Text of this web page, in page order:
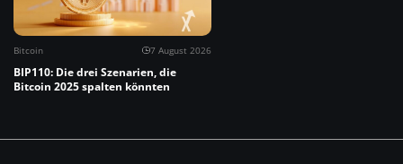
Bitcoin 7 August 2026
BIP110: Die drei Szenarien, die
Bitcoin 2025 spalten könnten